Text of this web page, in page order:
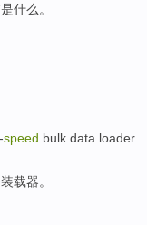
是什么。
speed bulk data loader.
装载器。